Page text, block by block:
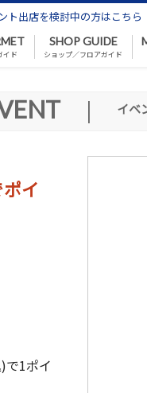
ト出店を検討中の方はこちら
イド
SHOP GUIDE
ショップ／フロアガイド
| イベ
イ
で1ポイ